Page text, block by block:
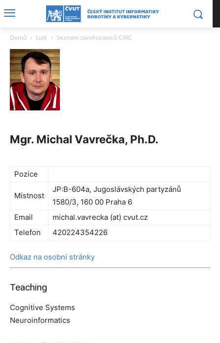
Domů Lidé Seznam zaměstnanců CIIRC
Mgr. Michal Vavrečka, Ph.D.
Pozice
Místnost
JP:B-604a, Jugoslávských partyzánů
1580/3, 160 00 Praha 6
Email
michal.vavrecka (at) cvut.cz
Telefon
420224354226
Odkaz na osobní stránky
Teaching
Cognitive Systems
Neuroinformatics